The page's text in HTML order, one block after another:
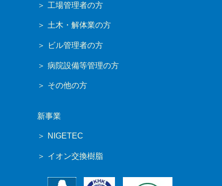
工場管理者の方
土木・解体業の方
ビル管理者の方
病院設備等管理の方
その他の方
新事業
NIGETEC
イオン交換樹脂